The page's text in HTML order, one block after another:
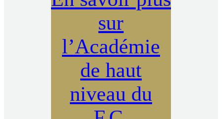
sur
l’Académie
de haut
niveau du